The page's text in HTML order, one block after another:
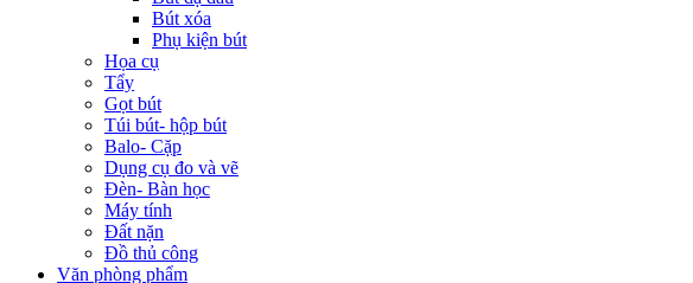
Bút xóa
Phụ kiện bút
Họa cụ
Tẩy
Gọt bút
Túi bút- hộp bút
Balo- Cặp
Dụng cụ đo và vẽ
Đèn- Bàn học
Máy tính
Đất nặn
Đồ thủ công
Văn phòng phẩm